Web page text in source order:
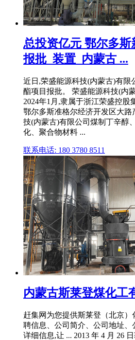
总投资亿元 鄂尔多斯
报批_装置_内蒙古 ...
近日,荣盛能源科技(内蒙古)有限
酯项目报批。 荣盛能源科技(内
2024年1月,隶属于浙江荣盛控股
鄂尔多斯准格尔经济开发区大
技(内蒙古)有限公司煤制丁辛醇
化、聚合物材料 ...
联系电话: 180 3780 8511
内蒙古斯莱登煤化工
赶集网为您提供斯莱登（北京
聘信息、公司简介、公司地址
详细信息,让 ... 2013 年 4 月 26